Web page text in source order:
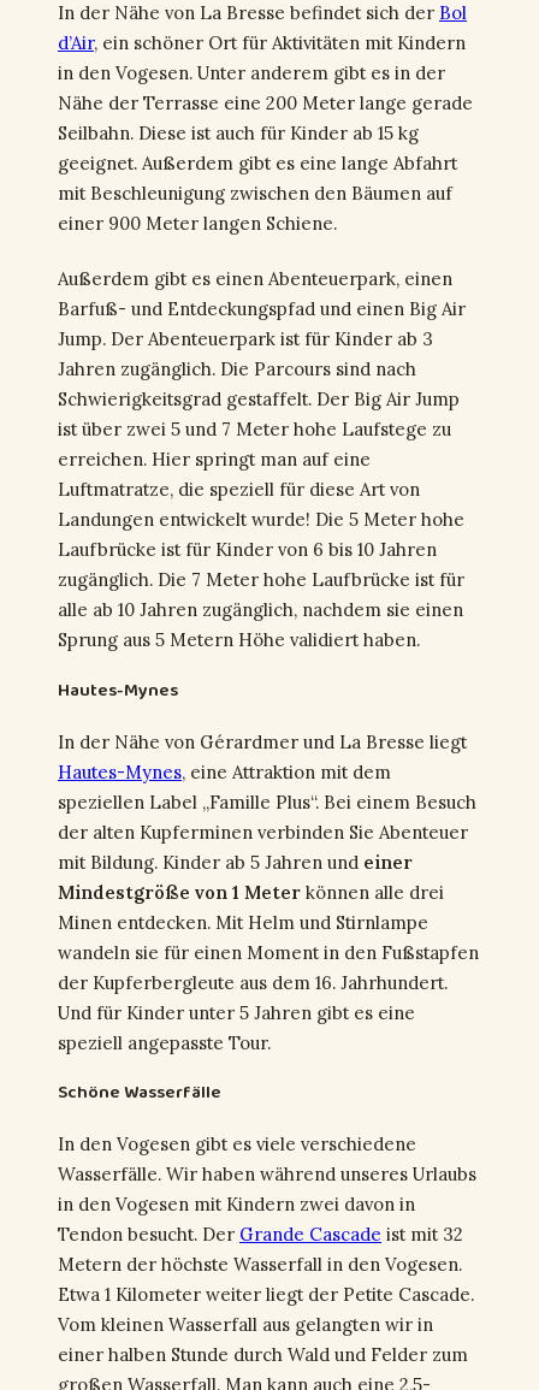
In der Nähe von La Bresse befindet sich der Bol
d’Air, ein schöner Ort für Aktivitäten mit Kindern
in den Vogesen. Unter anderem gibt es in der
Nähe der Terrasse eine 200 Meter lange gerade
Seilbahn. Diese ist auch für Kinder ab 15 kg
geeignet. Außerdem gibt es eine lange Abfahrt
mit Beschleunigung zwischen den Bäumen auf
einer 900 Meter langen Schiene.
Außerdem gibt es einen Abenteuerpark, einen
Barfuß- und Entdeckungspfad und einen Big Air
Jump. Der Abenteuerpark ist für Kinder ab 3
Jahren zugänglich. Die Parcours sind nach
Schwierigkeitsgrad gestaffelt. Der Big Air Jump
ist über zwei 5 und 7 Meter hohe Laufstege zu
erreichen. Hier springt man auf eine
Luftmatratze, die speziell für diese Art von
Landungen entwickelt wurde! Die 5 Meter hohe
Laufbrücke ist für Kinder von 6 bis 10 Jahren
zugänglich. Die 7 Meter hohe Laufbrücke ist für
alle ab 10 Jahren zugänglich, nachdem sie einen
Sprung aus 5 Metern Höhe validiert haben.
Hautes-Mynes
In der Nähe von Gérardmer und La Bresse liegt
Hautes-Mynes, eine Attraktion mit dem
speziellen Label „Famille Plus“. Bei einem Besuch
der alten Kupferminen verbinden Sie Abenteuer
mit Bildung. Kinder ab 5 Jahren und einer
Mindestgröße von 1 Meter können alle drei
Minen entdecken. Mit Helm und Stirnlampe
wandeln sie für einen Moment in den Fußstapfen
der Kupferbergleute aus dem 16. Jahrhundert.
Und für Kinder unter 5 Jahren gibt es eine
speziell angepasste Tour.
Schöne Wasserfälle
In den Vogesen gibt es viele verschiedene
Wasserfälle. Wir haben während unseres Urlaubs
in den Vogesen mit Kindern zwei davon in
Tendon besucht. Der Grande Cascade ist mit 32
Metern der höchste Wasserfall in den Vogesen.
Etwa 1 Kilometer weiter liegt der Petite Cascade.
Vom kleinen Wasserfall aus gelangten wir in
einer halben Stunde durch Wald und Felder zum
großen Wasserfall. Man kann auch eine 2,5-